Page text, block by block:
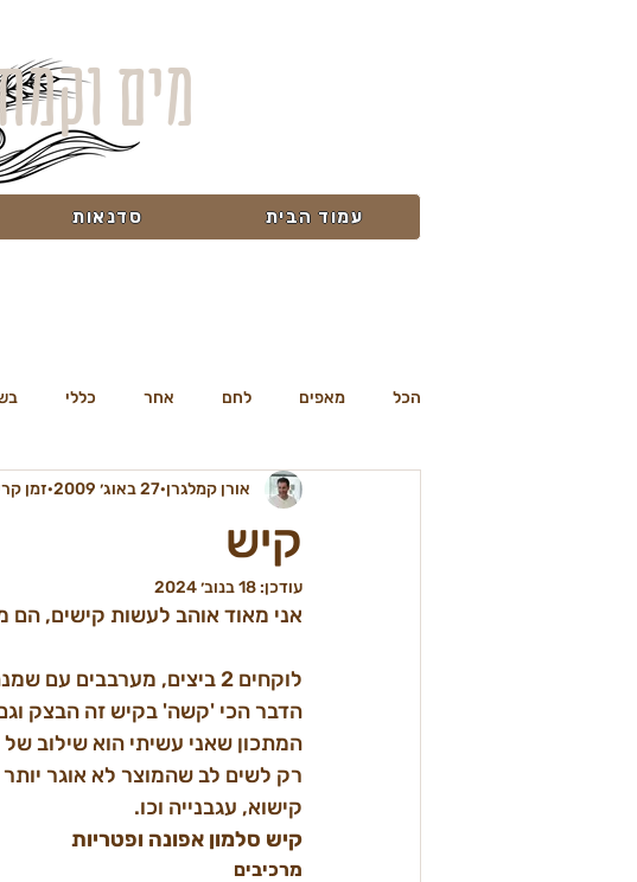
מים
עמוד הבית סדנאות
הכל מאפים לחם אחר כללי
קיש
אורן קמלגרן 27 באוג׳ 2009 זמן קריאה
עודכן:18 בנוב׳ 2024
אני מאוד אוהב לעשות קישים, הם
לוקחים 2 ביצים, מערבבים עם שמנת מתוקה ודוחפים את מה שיש במקרר.
הדבר הכי 'קשה' בקיש זה הבצק
המתכון שאני עשיתי הוא שילוב
רק לשים לב שהמוצר לא אוגר
קישוא, עגבנייה וכו.
קיש סלמון אפונה ופטריות
מרכיבים